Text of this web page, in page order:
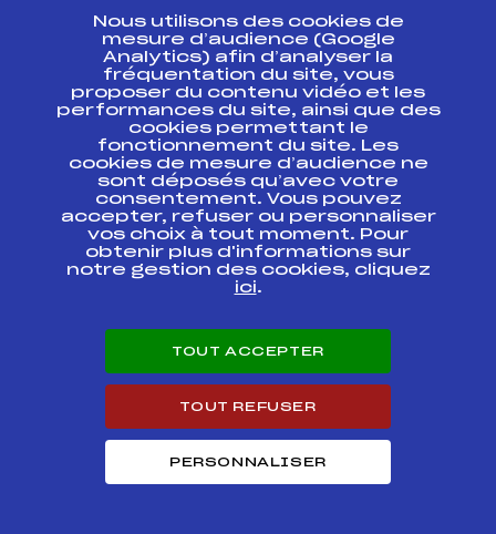
Résultats Nordique 2005
Codex Course Cat.
FNAM0141.FFS
Finale Nordic
Challenge FFS-ESF
Présenté par la
Caisse d'Epargne
des Alpes
FFS
Etoile des Saisies
FNAM0121.FFS
France Seniors
Nordic Challenge
FFS-ESF Semaine
des Champions
FFS
RELAIS
Nous utilisons des cookies de
mesure d’audience (Google
Analytics) afin d’analyser la
fréquentation du site, vous
proposer du contenu vidéo et les
performances du site, ainsi que des
cookies permettant le
fonctionnement du site. Les
cookies de mesure d’audience ne
sont déposés qu’avec votre
consentement. Vous pouvez
accepter, refuser ou personnaliser
vos choix à tout moment. Pour
obtenir plus d'informations sur
notre gestion des cookies, cliquez
ici.
TOUT ACCEPTER
TOUT REFUSER
PERSONNALISER